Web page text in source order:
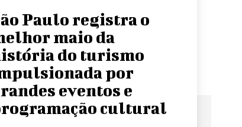
Paulo registra o
maio da
do turismo
por
eventos e
cultural